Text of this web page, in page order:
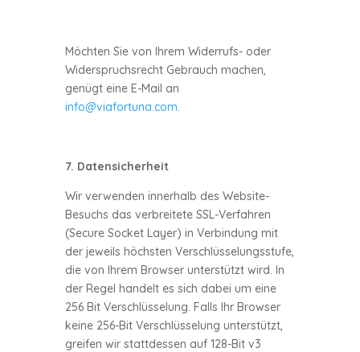
Möchten Sie von Ihrem Widerrufs- oder
Widerspruchsrecht Gebrauch machen,
genügt eine E-Mail an
info@viafortuna.com.
7. Datensicherheit
Wir verwenden innerhalb des Website-
Besuchs das verbreitete SSL-Verfahren
(Secure Socket Layer) in Verbindung mit
der jeweils höchsten Verschlüsselungsstufe,
die von Ihrem Browser unterstützt wird. In
der Regel handelt es sich dabei um eine
256 Bit Verschlüsselung. Falls Ihr Browser
keine 256-Bit Verschlüsselung unterstützt,
greifen wir stattdessen auf 128-Bit v3